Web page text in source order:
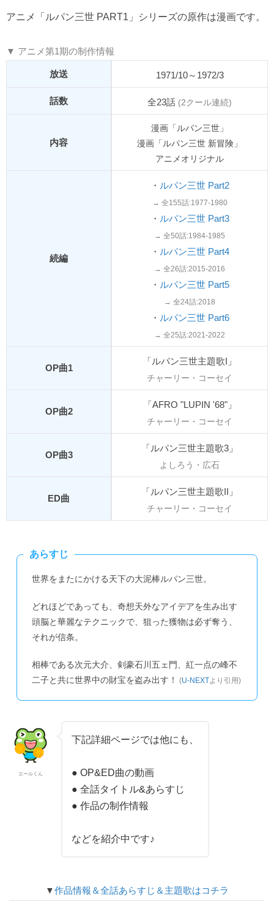
アニメ「ルパン三世 PART1」シリーズの原作は漫画です。
▼ アニメ第1期の制作情報
放送 1971/10～1972/3
話数 全23話 (2クール連続)
内容
漫画「ルパン三世」
漫画「ルパン三世 新冒険」
アニメオリジナル
続編
・ ルパン三世 Part2
→ 全155話:1977-1980
・ ルパン三世 Part3
→ 全50話:1984-1985
・ ルパン三世 Part4
→ 全26話:2015-2016
・ ルパン三世 Part5
→ 全24話:2018
・ ルパン三世 Part6
→ 全25話:2021-2022
OP曲1
「ルパン三世主題歌I」
チャーリー・コーセイ
OP曲2
「AFRO "LUPIN '68"」
チャーリー・コーセイ
OP曲3
「ルパン三世主題歌3」
よしろう・広石
ED曲
「ルパン三世主題歌II」
チャーリー・コーセイ
あらすじ
世界をまたにかける天下の大泥棒ルパン三世。
どれほどであっても、奇想天外なアイデアを生み出す
頭脳と華麗なテクニックで、狙った獲物は必ず奪う、
それが信条。
相棒である次元大介、剣豪石川五ェ門、紅一点の峰不
二子と共に世界中の財宝を盗み出す！
(U-NEXTより引用)
エールくん
下記詳細ページでは他にも、
● OP&ED曲の動画
● 全話タイトル&あらすじ
● 作品の制作情報
などを紹介中です♪
▼作品情報＆全話あらすじ＆主題歌はコチラ